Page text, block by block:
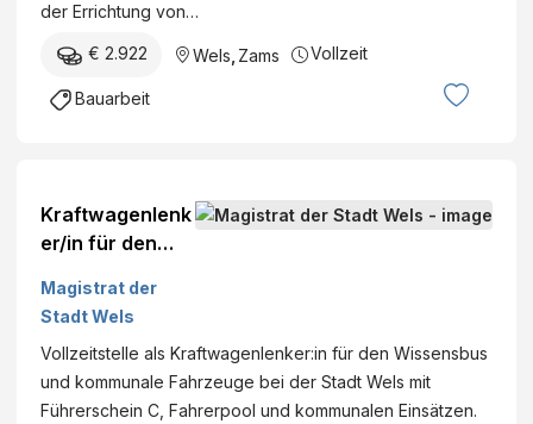
der Errichtung von…
€ 2.922 Wels Zams Vollzeit
Bauarbeit
Kraftwagenlenk
er/in für den
Magistrat der
Stadt Wels
Vollzeitstelle als Kraftwagenlenker:in für den Wissensbus
und kommunale Fahrzeuge bei der Stadt Wels mit
Führerschein C, Fahrerpool und kommunalen Einsätzen.